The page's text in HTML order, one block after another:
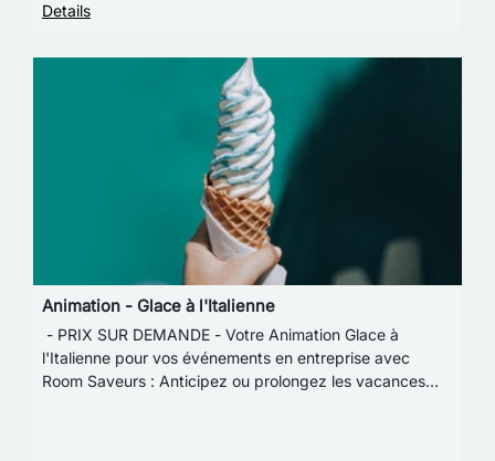
Details
Animation - Glace à l'Italienne
- PRIX SUR DEMANDE - Votre Animation Glace à
l'Italienne pour vos événements en entreprise avec
Room Saveurs : Anticipez ou prolongez les vacances